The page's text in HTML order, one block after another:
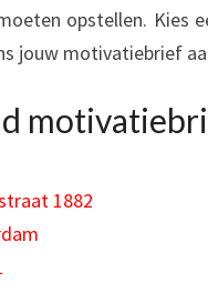
opstellen. Kies
jouw motivatiebrief
1882